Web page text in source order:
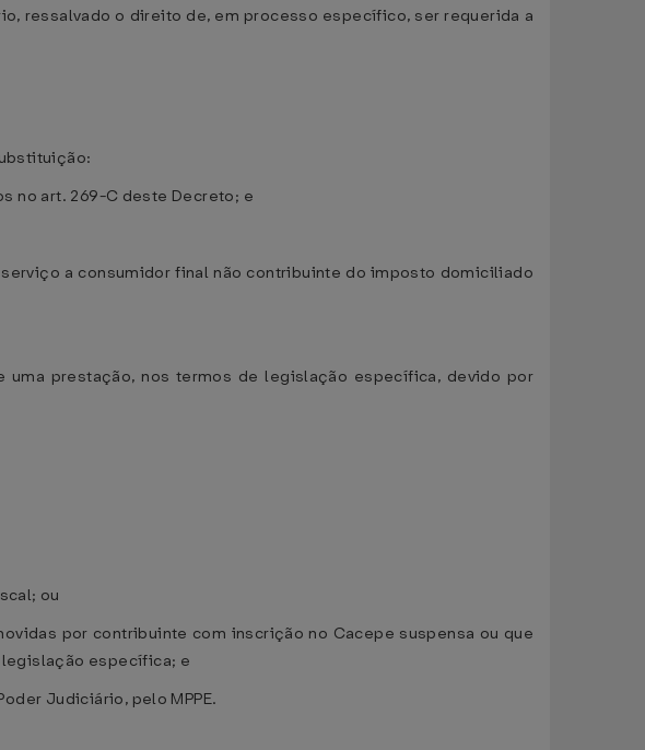
ressalvado o direito de, em processo específico, ser requerida a
no art. 269-C deste Decreto; e
a consumidor final não contribuinte do imposto domiciliado
prestação, nos termos de legislação específica, devido por
ou
por contribuinte com inscrição no Cacepe suspensa ou que
específica; e
Judiciário, pelo MPPE.